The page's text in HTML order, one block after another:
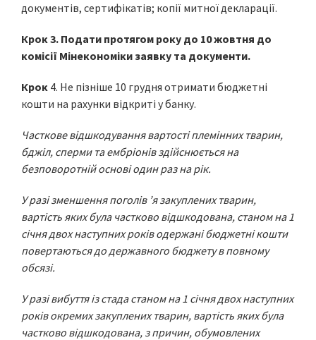
документів, сертифікатів; копії митної декларації.
Крок 3. Подати протягом року до 10 жовтня до
комісії Мінекономіки заявку та документи.
Крок 4. Не пізніше 10 грудня отримати бюджетні
кошти на рахунки відкриті у банку.
Часткове відшкодування вартості племінних тварин,
бджіл, сперми та ембріонів здійснюється на
безповоротній основі один раз на рік.
У разі зменшення поголів ’я закуплених тварин,
вартість яких була частково відшкодована, станом на 1
січня двох наступних років одержані бюджетні кошти
повертаються до державного бюджету в повному
обсязі.
У разі вибуття із стада станом на 1 січня двох наступних
років окремих закуплених тварин, вартість яких була
частково відшкодована, з причин, обумовлених